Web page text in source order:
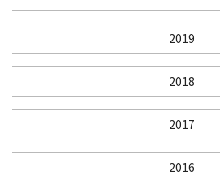
2019
2018
2017
2016